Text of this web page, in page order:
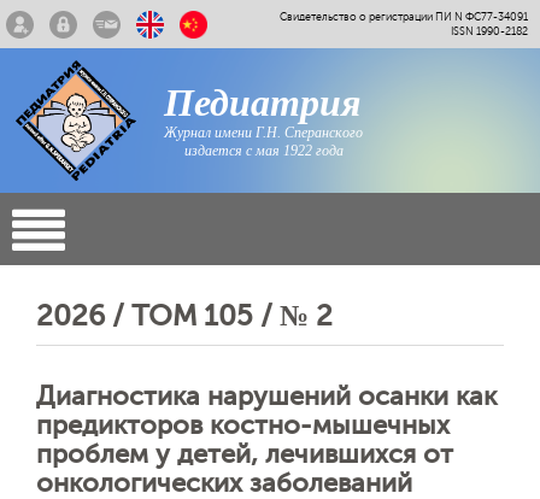
Свидетельство о регистрации ПИ N ФС77-34091
ISSN 1990-2182
Педиатрия
Журнал имени Г.Н. Сперанского
издается с мая 1922 года
2026 / ТОМ 105 / № 2
Диагностика нарушений осанки как
предикторов костно-мышечных
проблем у детей, лечившихся от
онкологических заболеваний